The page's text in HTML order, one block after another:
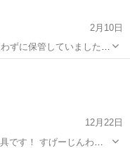
2月10日
ずに保管していました。
やクレームをお受けでき
てくれる方を優先しま
調家電
12月22日
です！ すげーじんわり